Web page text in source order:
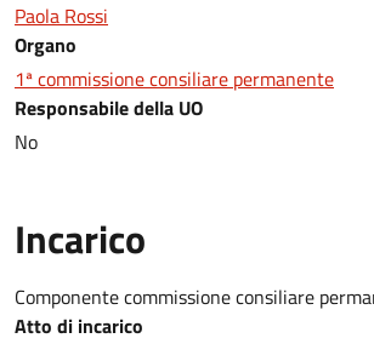
Paola Rossi
Organo
1ª commissione consiliare permanente
Responsabile della UO
No
Incarico
Componente commissione consiliare
Atto di incarico